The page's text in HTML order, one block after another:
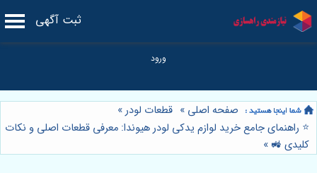
ثبت آگهی
صفحه اصلی » قطعات لودر»
⭐️ راهنمای جامع خرید لوازم یدکی لودر هیوندا: معرفی قطعات اصلی و نکات
کلیدی 🚜 »